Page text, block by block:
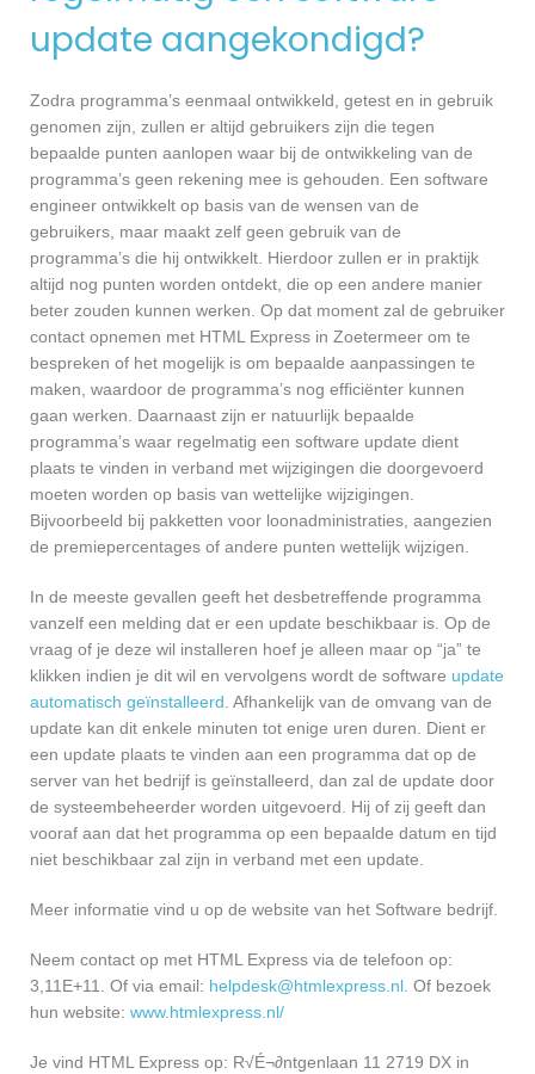
update aangekondigd?
Zodra programma’s eenmaal ontwikkeld, getest en in gebruik
genomen zijn, zullen er altijd gebruikers zijn die tegen
bepaalde punten aanlopen waar bij de ontwikkeling van de
programma’s geen rekening mee is gehouden. Een software
engineer ontwikkelt op basis van de wensen van de
gebruikers, maar maakt zelf geen gebruik van de
programma’s die hij ontwikkelt. Hierdoor zullen er in praktijk
altijd nog punten worden ontdekt, die op een andere manier
beter zouden kunnen werken. Op dat moment zal de gebruiker
contact opnemen met HTML Express in Zoetermeer om te
bespreken of het mogelijk is om bepaalde aanpassingen te
maken, waardoor de programma’s nog efficiënter kunnen
gaan werken. Daarnaast zijn er natuurlijk bepaalde
programma’s waar regelmatig een software update dient
plaats te vinden in verband met wijzigingen die doorgevoerd
moeten worden op basis van wettelijke wijzigingen.
Bijvoorbeeld bij pakketten voor loonadministraties, aangezien
de premiepercentages of andere punten wettelijk wijzigen.
In de meeste gevallen geeft het desbetreffende programma
vanzelf een melding dat er een update beschikbaar is. Op de
vraag of je deze wil installeren hoef je alleen maar op “ja” te
klikken indien je dit wil en vervolgens wordt de software update
automatisch geïnstalleerd. Afhankelijk van de omvang van de
update kan dit enkele minuten tot enige uren duren. Dient er
een update plaats te vinden aan een programma dat op de
server van het bedrijf is geïnstalleerd, dan zal de update door
de systeembeheerder worden uitgevoerd. Hij of zij geeft dan
vooraf aan dat het programma op een bepaalde datum en tijd
niet beschikbaar zal zijn in verband met een update.
Meer informatie vind u op de website van het Software bedrijf.
Neem contact op met HTML Express via de telefoon op:
3,11E+11. Of via email: helpdesk@htmlexpress.nl. Of bezoek
hun website: www.htmlexpress.nl/
Je vind HTML Express op: R√É¬∂ntgenlaan 11 2719 DX in